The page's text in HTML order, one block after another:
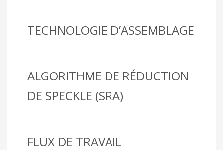
TECHNOLOGIE D’ASSEMBLAGE
ALGORITHME DE RÉDUCTION
DE SPECKLE (SRA)
FLUX DE TRAVAIL